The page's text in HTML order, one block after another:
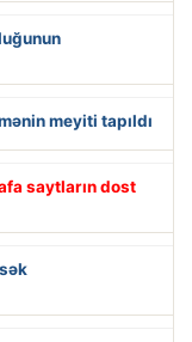
meyiti tapıldı
saytların dost